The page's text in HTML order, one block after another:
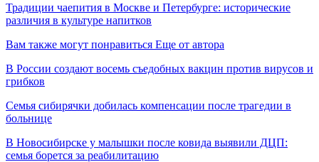
Традиции чаепития в Москве и Петербурге: исторические
различия в культуре напитков
Вам также могут понравиться Еще от автора
В России создают восемь съедобных вакцин против вирусов и
грибков
Семья сибирячки добилась компенсации после трагедии в
больнице
В Новосибирске у малышки после ковида выявили ДЦП:
семья борется за реабилитацию